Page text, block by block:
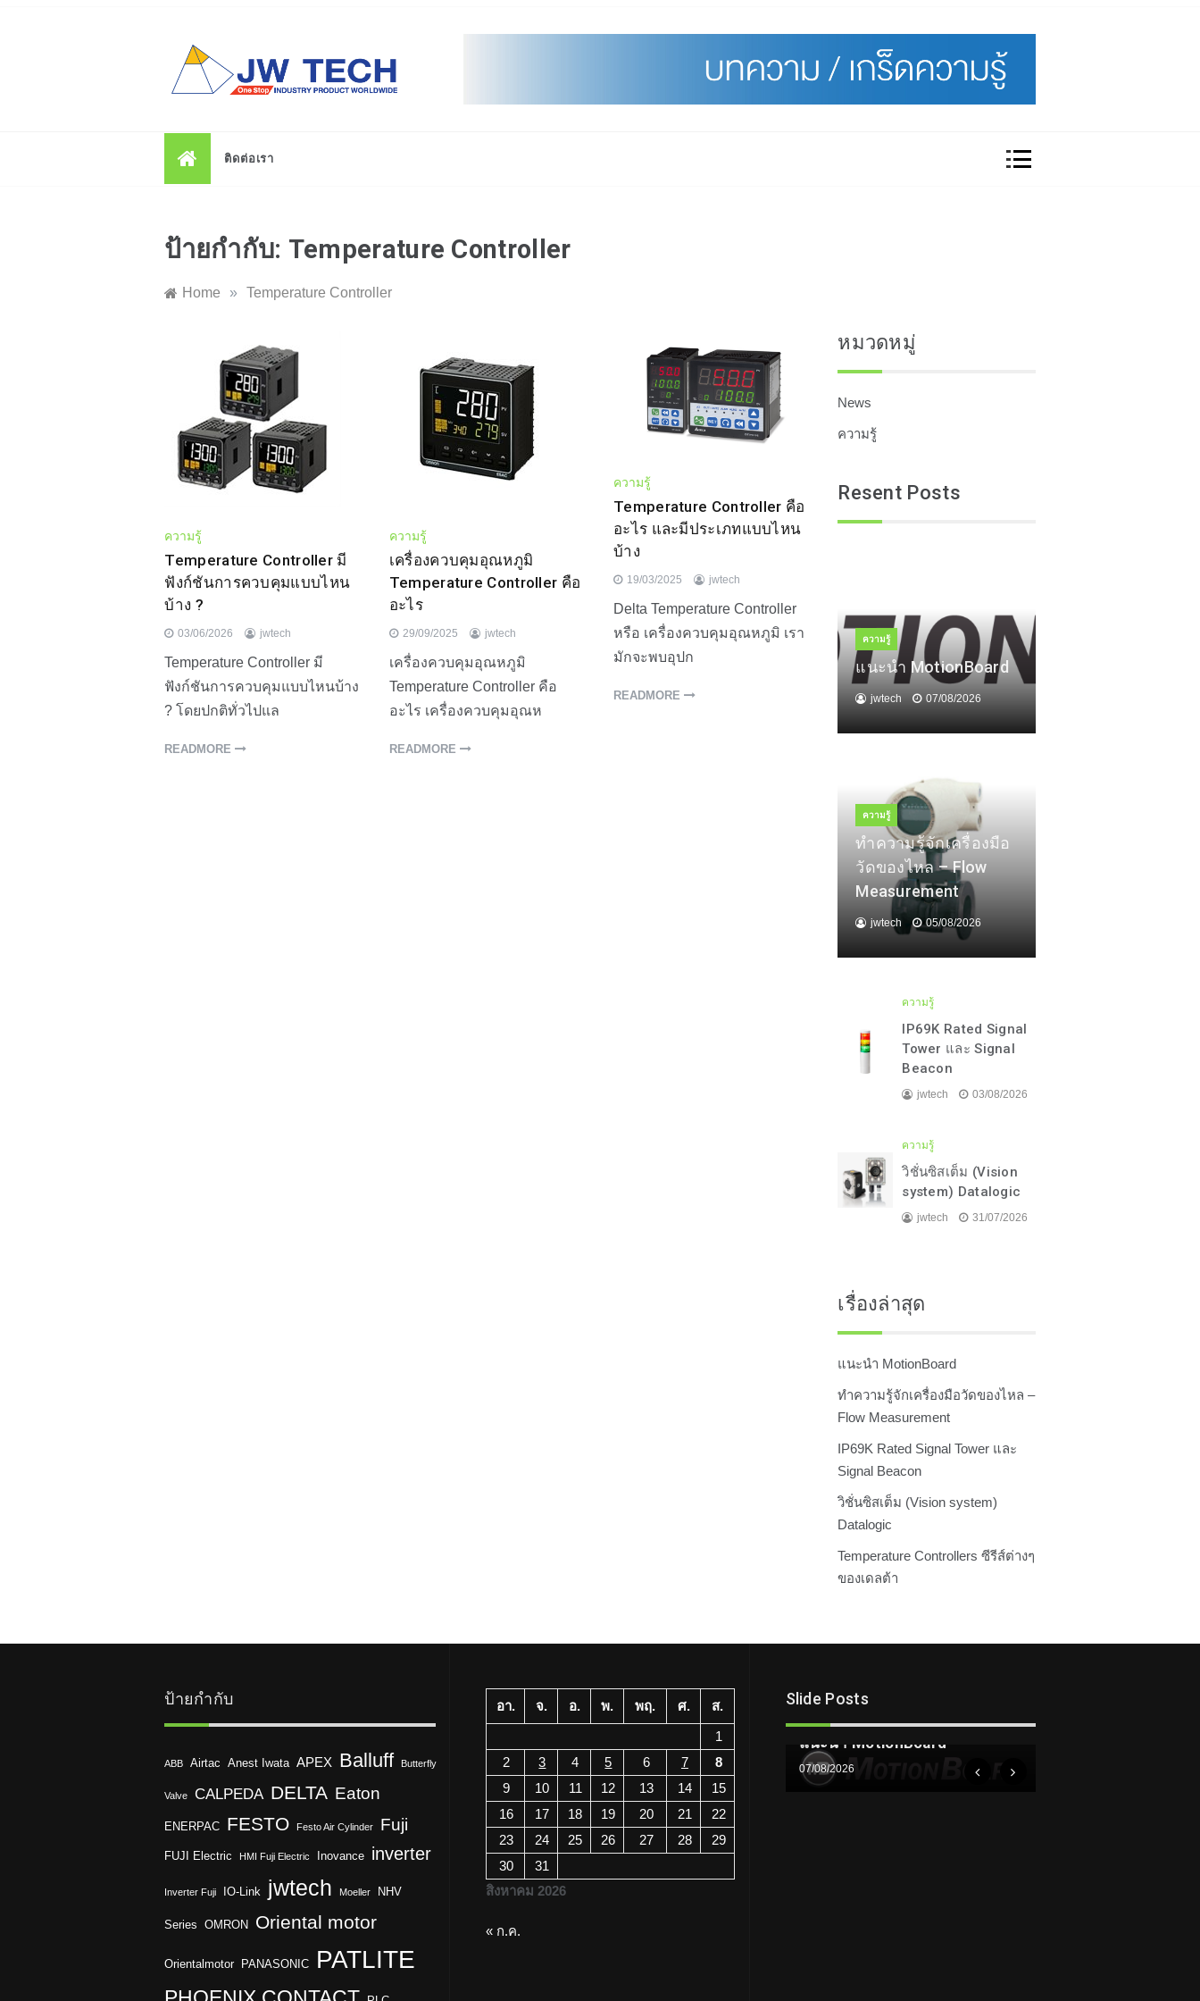
ติดต่อเรา
ป้ายกำกับ: Temperature Controller
Home » Temperature Controller
ความรู้
Temperature Controller มี
ฟังก์ชันการควบคุมแบบไหน
บ้าง ?
03/06/2026 jwtech
Temperature Controller มี
ฟังก์ชันการควบคุมแบบไหนบ้าง
? โดยปกติทั่วไปแล
READMORE
ความรู้
เครื่องควบคุมอุณหภูมิ
Temperature Controller คือ
อะไร
29/09/2025 jwtech
เครื่องควบคุมอุณหภูมิ
Temperature Controller คือ
อะไร เครื่องควบคุมอุณห
READMORE
ความรู้
Temperature Controller คือ
อะไร และมีประเภทแบบไหน
บ้าง
19/03/2025 jwtech
Delta Temperature Controller
หรือ เครื่องควบคุมอุณหภูมิ เรา
มักจะพบอุปก
READMORE
หมวดหมู่
News
ความรู้
Resent Posts
ความรู้
แนะนำ MotionBoard
jwtech 07/08/2026
ความรู้
ทำความรู้จักเครื่องมือ
วัดของไหล – Flow
Measurement
jwtech 05/08/2026
ความรู้
IP69K Rated Signal
Tower และ Signal
Beacon
jwtech 03/08/2026
ความรู้
วิชั่นซิสเต็ม (Vision
system) Datalogic
jwtech 31/07/2026
เรื่องล่าสุด
แนะนำ MotionBoard
ทำความรู้จักเครื่องมือวัดของไหล –
Flow Measurement
IP69K Rated Signal Tower และ
Signal Beacon
วิชั่นซิสเต็ม (Vision system)
Datalogic
Temperature Controllers ซีรีส์ต่างๆ
ของเดลต้า
ป้ายกำกับ
ABB Airtac Anest Iwata APEX Balluff Butterfly
Valve CALPEDA DELTA Eaton
ENERPAC FESTO Festo Air Cylinder Fuji
FUJI Electric HMI Fuji Electric Inovance inverter
Inverter Fuji IO-Link jwtech Moeller NHV
Series OMRON Oriental motor
Orientalmotor PANASONIC PATLITE
สิงหาคม 2026
อา. จ. อ. พ. พฤ. ศ.
ส.
1
2
3 4 5 6 7
8
9
10 11 12 13 14
15
16
17 18 19 20 21
22
23
24 25 26 27 28
29
30
31
« ก.ค.
Slide Posts
ความรู้
Temperature Controllers ซีรีส์
ต่างๆ ของเดลต้า
แนะนำ MotionBoard
07/08/2026